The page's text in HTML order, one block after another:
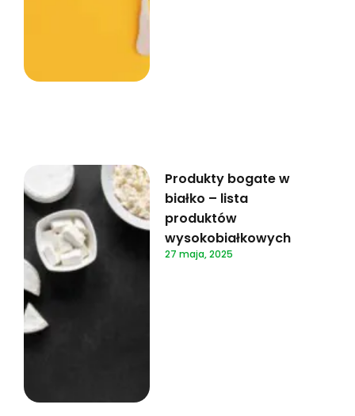
Produkty bogate w
białko – lista
produktów
wysokobiałkowych
27 maja, 2025